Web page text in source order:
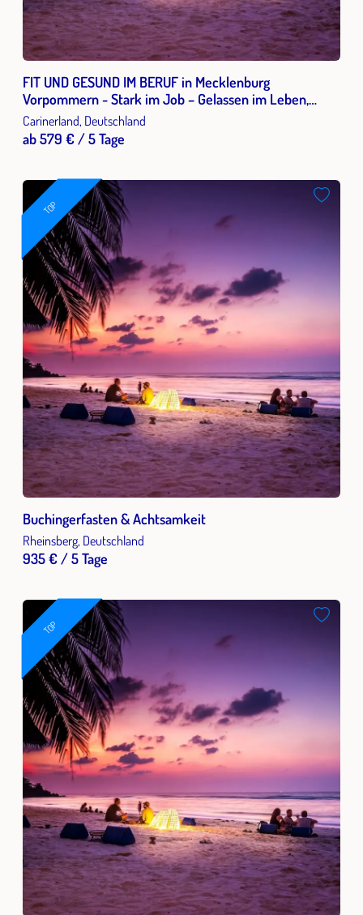
FIT UND GESUND IM BERUF in Mecklenburg
Vorpommern - Stark im Job – Gelassen im Leben,
Resilienz, Stressbewältigung & Gesundheitsprävention
im Beruf
Carinerland, Deutschland
ab 579 € / 5 Tage
TOP
Buchingerfasten & Achtsamkeit
Rheinsberg, Deutschland
935 € / 5 Tage
TOP